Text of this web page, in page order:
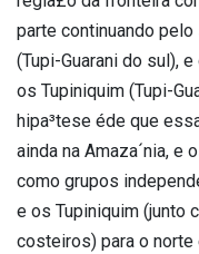
parte continuando
(Tupi-Guarani do sul),
os Tupiniquim (Tupi-
hipa³tese éde que
ainda na Amaza´nia, e
como grupos
e os Tupiniquim (junto
costeiros) para o